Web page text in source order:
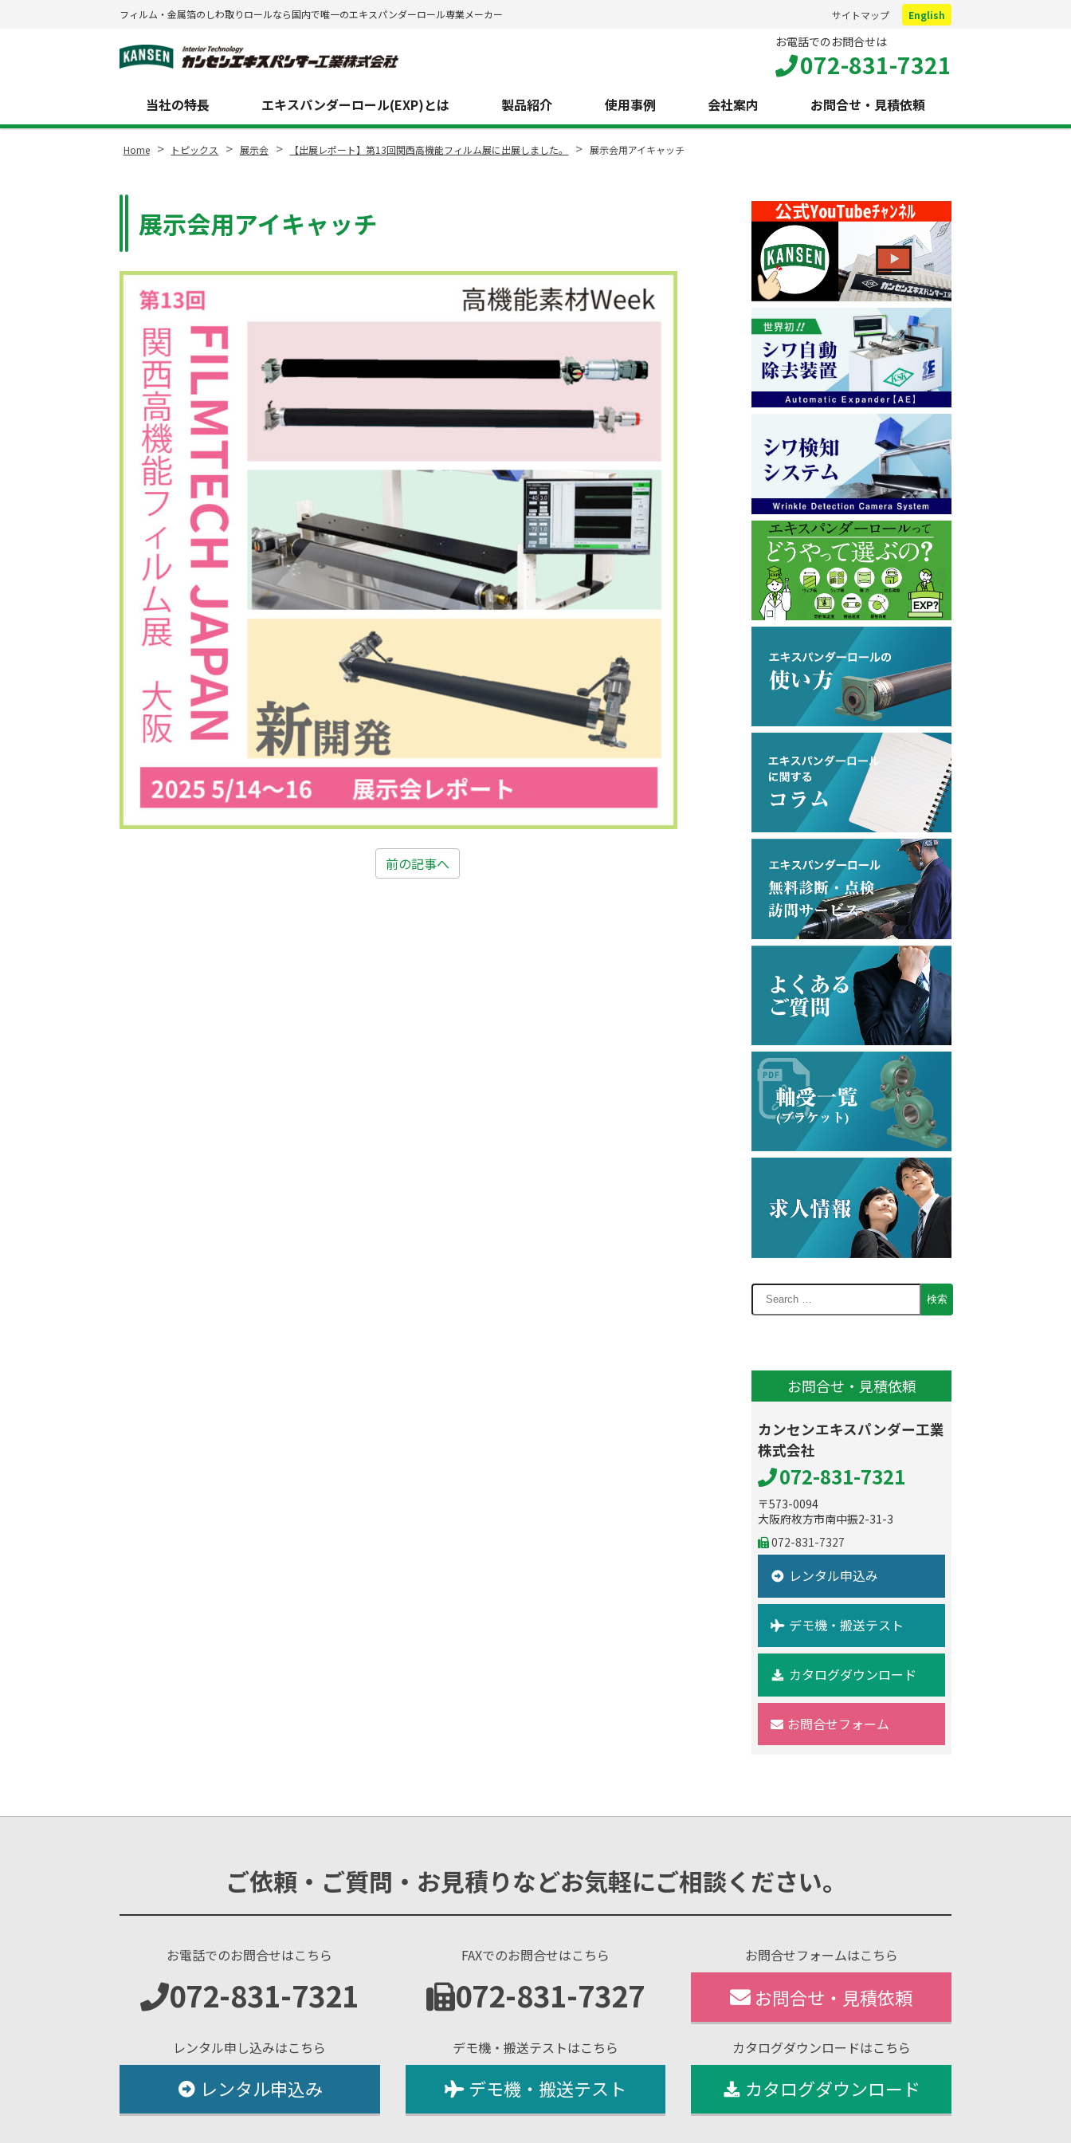
フィルム・金属箔のしわ取りロールなら国内で唯一のエキスパンダーロール専業メーカー サイトマップ English
お電話でのお問合せは
072-831-7321
当社の特長 エキスパンダーロール(EXP)とは 製品紹介 使用事例 会社案内 お問合せ・見積依頼
Home > トピックス > 展示会 > 【出展レポート】第13回関西高機能フィルム展に出展しました。 > 展示会用アイキャッチ
展示会用アイキャッチ
前の記事へ
お問合せ・見積依頼
カンセンエキスパンダー工業
株式会社
072-831-7321
〒573-0094
大阪府枚方市南中振2-31-3
072-831-7327
レンタル申込み
デモ機・搬送テスト
カタログダウンロード
お問合せフォーム
ご依頼・ご質問・お見積りなどお気軽にご相談ください。
お電話でのお問合せはこちら
072-831-7321
FAXでのお問合せはこちら
072-831-7327
お問合せフォームはこちら
お問合せ・見積依頼
レンタル申し込みはこちら
レンタル申込み
デモ機・搬送テストはこちら
デモ機・搬送テスト
カタログダウンロードはこちら
カタログダウンロード